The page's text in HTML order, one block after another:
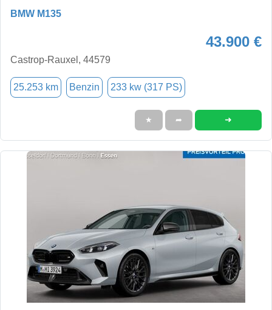
BMW M135
43.900 €
Castrop-Rauxel, 44579
25.253 km Benzin 233 kw (317 PS)
★ ➦ ➜